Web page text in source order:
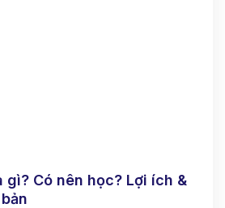
gì? Có nên học? Lợi ích &